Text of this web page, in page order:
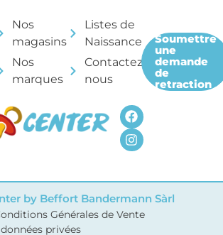
Nos
magasins
Nos
marques
Listes de
Naissance
Contactez-
nous
Soumettre
une
demande
de
retraction
by Beffort Bandermann Sàrl
Générales de Vente
privées